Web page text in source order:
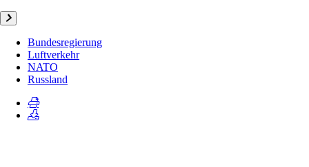
Bundesregierung
Luftverkehr
NATO
Russland